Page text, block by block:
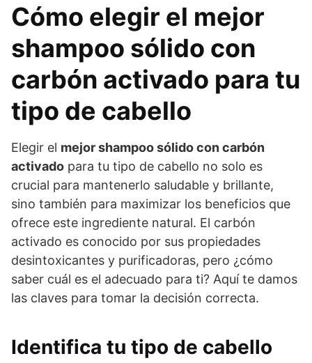
Cómo elegir el mejor
shampoo sólido con
carbón activado para tu
tipo de cabello
Elegir el mejor shampoo sólido con carbón
activado para tu tipo de cabello no solo es
crucial para mantenerlo saludable y brillante,
sino también para maximizar los beneficios que
ofrece este ingrediente natural. El carbón
activado es conocido por sus propiedades
desintoxicantes y purificadoras, pero ¿cómo
saber cuál es el adecuado para ti? Aquí te damos
las claves para tomar la decisión correcta.
Identifica tu tipo de cabello